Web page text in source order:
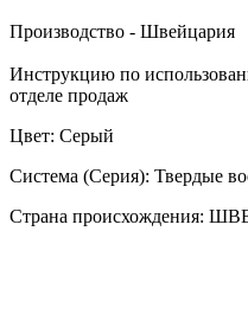
Производство - Швейцария
Инструкцию по
отделе продаж
Цвет: Серый
Система (Серия): Твердые
Страна происхождения: